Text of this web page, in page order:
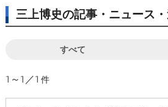
三上博史の記事・ニュース
すべて
1～1／1 件